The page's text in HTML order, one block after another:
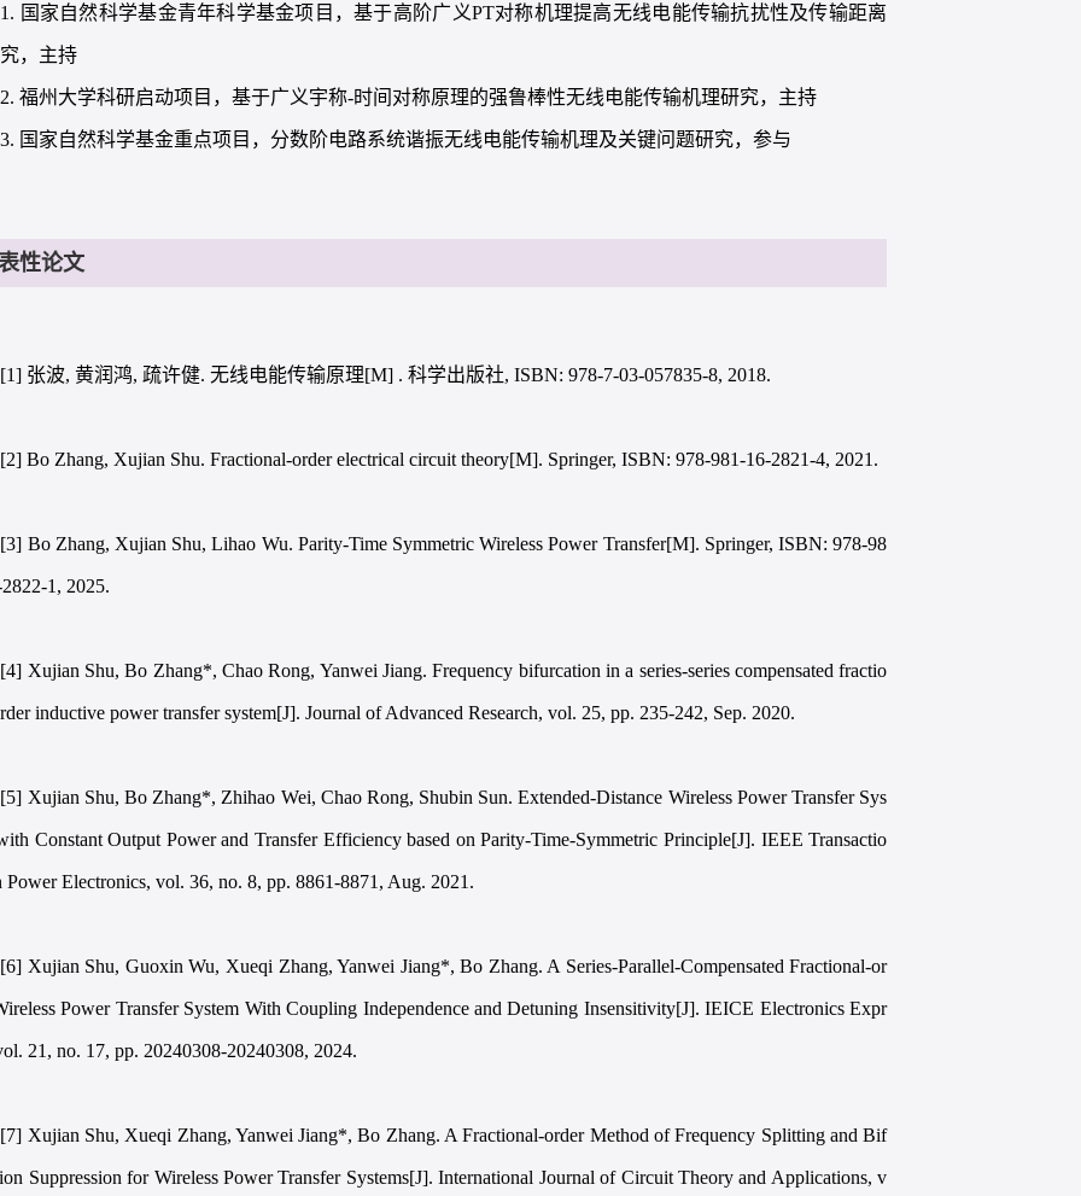
1. 国家自然科学基金青年科学基金项目，基于高阶广义PT对称机理提高无线电能传输抗扰性及传输距离
，主持
2. 福州大学科研启动项目，基于广义宇称-时间对称原理的强鲁棒性无线电能传输机理研究，主持
3. 国家自然科学基金重点项目，分数阶电路系统谐振无线电能传输机理及关键问题研究，参与
性论文
[1] 张波, 黄润鸿, 疏许健. 无线电能传输原理[M] . 科学出版社, ISBN: 978-7-03-057835-8, 2018.
[2] Bo Zhang, Xujian Shu. Fractional-order electrical circuit theory[M]. Springer, ISBN: 978-981-16-2821-4, 2021.
[3] Bo Zhang, Xujian Shu, Lihao Wu. Parity-Time Symmetric Wireless Power Transfer[M]. Springer, ISBN: 978-98
1, 2025.
[4] Xujian Shu, Bo Zhang*, Chao Rong, Yanwei Jiang. Frequency bifurcation in a series-series compensated fractio
inductive power transfer system[J]. Journal of Advanced Research, vol. 25, pp. 235-242, Sep. 2020.
[5] Xujian Shu, Bo Zhang*, Zhihao Wei, Chao Rong, Shubin Sun. Extended-Distance Wireless Power Transfer Sys
Constant Output Power and Transfer Efficiency based on Parity-Time-Symmetric Principle[J]. IEEE Transactio
Power Electronics, vol. 36, no. 8, pp. 8861-8871, Aug. 2021.
[6] Xujian Shu, Guoxin Wu, Xueqi Zhang, Yanwei Jiang*, Bo Zhang. A Series-Parallel-Compensated Fractional-or
Power Transfer System With Coupling Independence and Detuning Insensitivity[J]. IEICE Electronics Expr
21, no. 17, pp. 20240308-20240308, 2024.
[7] Xujian Shu, Xueqi Zhang, Yanwei Jiang*, Bo Zhang. A Fractional-order Method of Frequency Splitting and Bif
Suppression for Wireless Power Transfer Systems[J]. International Journal of Circuit Theory and Applications, v